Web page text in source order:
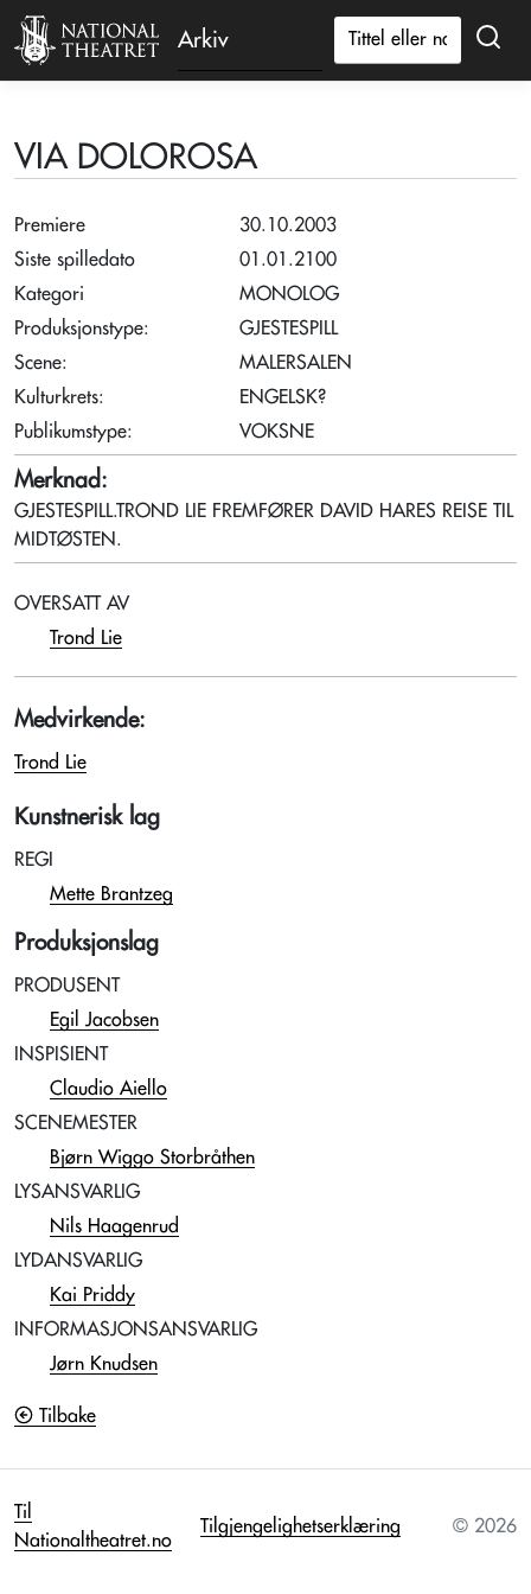
Arkiv
VIA DOLOROSA
Premiere
30.10.2003
Siste spilledato
01.01.2100
Kategori
MONOLOG
Produksjonstype:
GJESTESPILL
Scene:
MALERSALEN
Kulturkrets:
ENGELSK?
Publikumstype:
VOKSNE
Merknad:
GJESTESPILL.TROND LIE FREMFØRER DAVID HARES REISE TIL
MIDTØSTEN.
OVERSATT AV
Trond Lie
Medvirkende:
Trond Lie
Kunstnerisk lag
REGI
Mette Brantzeg
Produksjonslag
PRODUSENT
Egil Jacobsen
INSPISIENT
Claudio Aiello
SCENEMESTER
Bjørn Wiggo Storbråthen
LYSANSVARLIG
Nils Haagenrud
LYDANSVARLIG
Kai Priddy
INFORMASJONSANSVARLIG
Jørn Knudsen
Tilbake
Til
Nationaltheatret.no
Tilgjengelighetserklæring © 2026